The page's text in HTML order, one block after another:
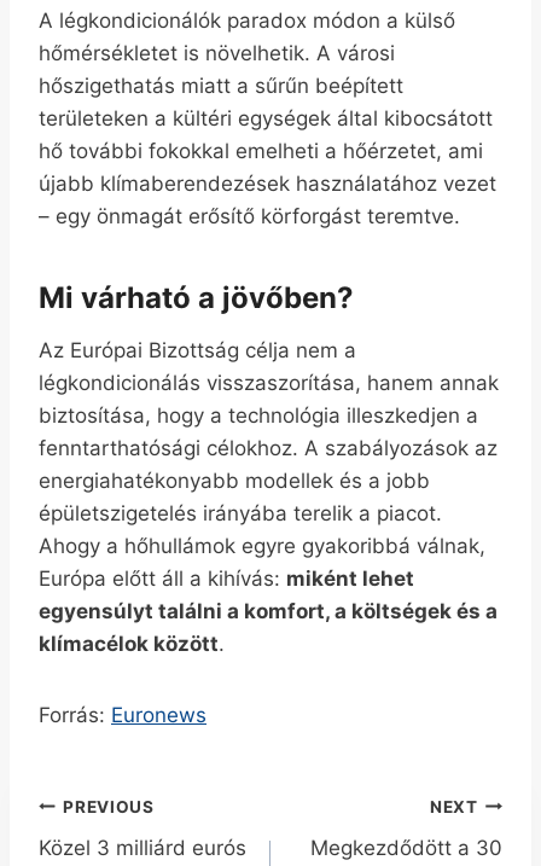
A légkondicionálók paradox módon a külső
hőmérsékletet is növelhetik. A városi
hőszigethatás miatt a sűrűn beépített
területeken a kültéri egységek által kibocsátott
hő további fokokkal emelheti a hőérzetet, ami
újabb klímaberendezések használatához vezet
– egy önmagát erősítő körforgást teremtve.
Mi várható a jövőben?
Az Európai Bizottság célja nem a
légkondicionálás visszaszorítása, hanem annak
biztosítása, hogy a technológia illeszkedjen a
fenntarthatósági célokhoz. A szabályozások az
energiahatékonyabb modellek és a jobb
épületszigetelés irányába terelik a piacot.
Ahogy a hőhullámok egyre gyakoribbá válnak,
Európa előtt áll a kihívás: miként lehet
egyensúlyt találni a komfort, a költségek és a
klímacélok között.
Forrás: Euronews
Bejegyzés
PREVIOUS
Közel 3 milliárd eurós
NEXT
Megkezdődött a 30